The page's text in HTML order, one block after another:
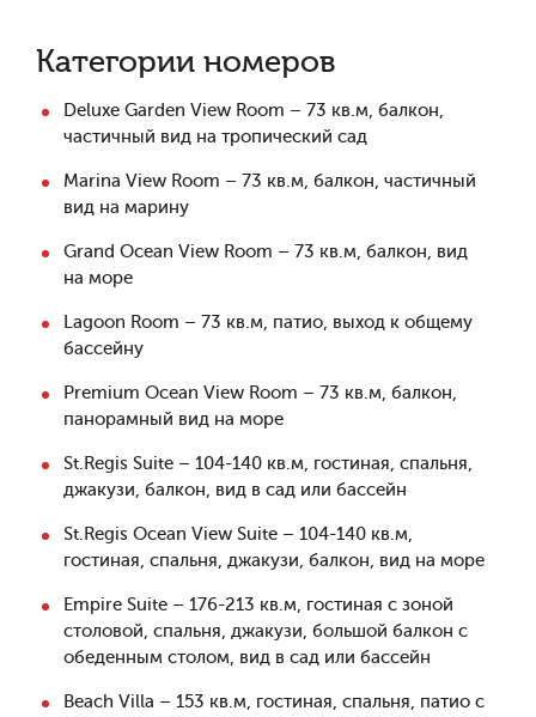
Категории номеров
Deluxe Garden View Room – 73 кв.м, балкон,
частичный вид на тропический сад
Marina View Room – 73 кв.м, балкон, частичный
вид на марину
Grand Ocean View Room – 73 кв.м, балкон, вид
на море
Lagoon Room – 73 кв.м, патио, выход к общему
бассейну
Premium Ocean View Room – 73 кв.м, балкон,
панорамный вид на море
St.Regis Suite – 104-140 кв.м, гостиная, спальня,
джакузи, балкон, вид в сад или бассейн
St.Regis Ocean View Suite – 104-140 кв.м,
гостиная, спальня, джакузи, балкон, вид на море
Empire Suite – 176-213 кв.м, гостиная с зоной
столовой, спальня, джакузи, большой балкон с
обеденным столом, вид в сад или бассейн
Beach Villa – 153 кв.м, гостиная, спальня, патио с